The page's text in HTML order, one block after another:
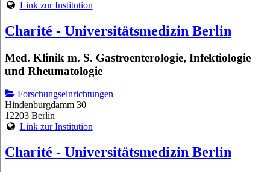
Link zur Institution
Charité - Universitätsmedizin Berlin
Med. Klinik m. S. Gastroenterologie, Infektiologie
und Rheumatologie
Forschungseinrichtungen
Hindenburgdamm 30
12203 Berlin
Link zur Institution
Charité - Universitätsmedizin Berlin